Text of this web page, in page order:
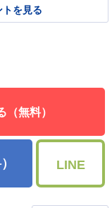
トを見る
（無料）
LINE